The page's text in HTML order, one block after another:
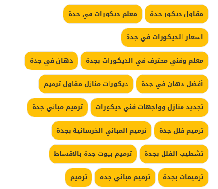
مقاول ديكور جدة
معلم ديكورات في جدة
اسعار الديكورات في جدة
معلم وفني محترف في الديكورات بجدة
دهان في جدة
أفضل دهان في جدة
ديكورات منازل مقاول ترميم
تجديد منازل وواجهات فني ديكورات
ترميم مباني جدة
ترميم فلل جدة
ترميم المباني الخرسانية بجدة
تشطيب الفلل بجدة
ترميم بيوت جدة بالاقساط
ترميمات بجدة
ترميم مباني جده
ترميم